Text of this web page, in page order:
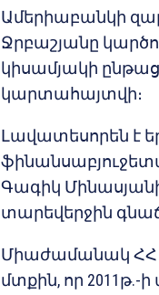
Ամերիաբանկի
Ջրբաշյանը
կիսամյակի
կարտահայտվի։
Լավատեսորեն է
Գագիկ
տարեվերջին
Միաժամանակ ՀՀ
մտքին, որ 2011թ.-